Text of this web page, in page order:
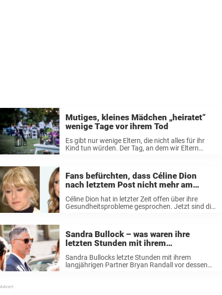
Mutiges, kleines Mädchen „heiratet“
wenige Tage vor ihrem Tod
Es gibt nur wenige Eltern, die nicht alles für ihr
Kind tun würden. Der Tag, an dem wir Eltern
Fans befürchten, dass Céline Dion
nach letztem Post nicht mehr am
Updates
Céline Dion hat in letzter Zeit offen über ihre
Gesundheitsprobleme gesprochen. Jetzt sind die
Sandra Bullock – was waren ihre
letzten Stunden mit ihrem
Sandra Bullocks letzte Stunden mit ihrem
langjährigen Partner Bryan Randall vor dessen